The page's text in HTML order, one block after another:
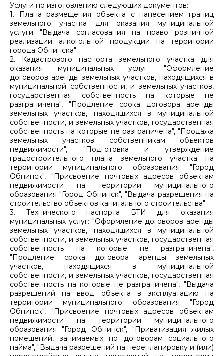
Услуги по изготовлению следующих документов:
1. Плана размещения объекта с нанесением границ
земельного участка для оказания муниципальной
услуги "Выдача согласования на право розничной
реализации алкогольной продукции на территории
города Обнинска";
2. Кадастрового паспорта земельного участка для
оказания муниципальных услуг: "Оформление
договоров аренды земельных участков, находящихся в
муниципальной собственности, и земельных участков,
государственная собственность на которые не
разграничена", "Продление срока договора аренды
земельных участков, находящихся в муниципальной
собственности, и земельных участков, государственная
собственность на которые не разграничена", "Продажа
земельных участков собственникам объектов
недвижимости", "Подготовка и утверждение
градостроительного плана земельного участка на
территории муниципального образования "Город
Обнинск", "Присвоение почтовых адресов объектам
недвижимости на территории муниципального
образования "Город Обнинск", "Выдача разрешения на
строительство объектов капитального строительства";
3. Технического паспорта БТИ для оказания
муниципальных услуг: "Оформление договоров аренды
земельных участков, находящихся в муниципальной
собственности, и земельных участков, государственная
собственность на которые не разграничена",
"Продление срока договора аренды земельных
участков, находящихся в муниципальной
собственности, и земельных участков, государственная
собственность на которые не разграничена", "Выдача
разрешений на ввод объекта в эксплуатацию на
территории муниципального образования "Город
Обнинск", "Присвоение почтовых адресов объектам
недвижимости на территории муниципального
образования "Город Обнинск", "Приватизация жилых
помещений, занимаемых по договорам социального
найма", "Выдача разрешений на перепланировку и (или)